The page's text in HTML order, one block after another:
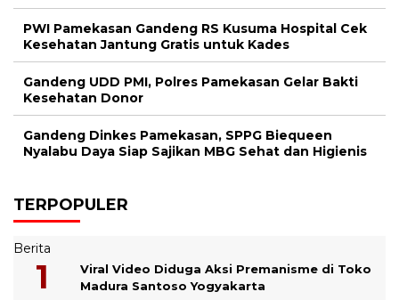
PWI Pamekasan Gandeng RS Kusuma Hospital Cek
Kesehatan Jantung Gratis untuk Kades
Gandeng UDD PMI, Polres Pamekasan Gelar Bakti
Kesehatan Donor
Gandeng Dinkes Pamekasan, SPPG Biequeen
Nyalabu Daya Siap Sajikan MBG Sehat dan Higienis
TERPOPULER
Berita
Viral Video Diduga Aksi Premanisme di Toko
Madura Santoso Yogyakarta